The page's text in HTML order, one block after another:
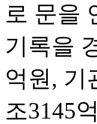
로 문을
기록을
억원, 기
조3145